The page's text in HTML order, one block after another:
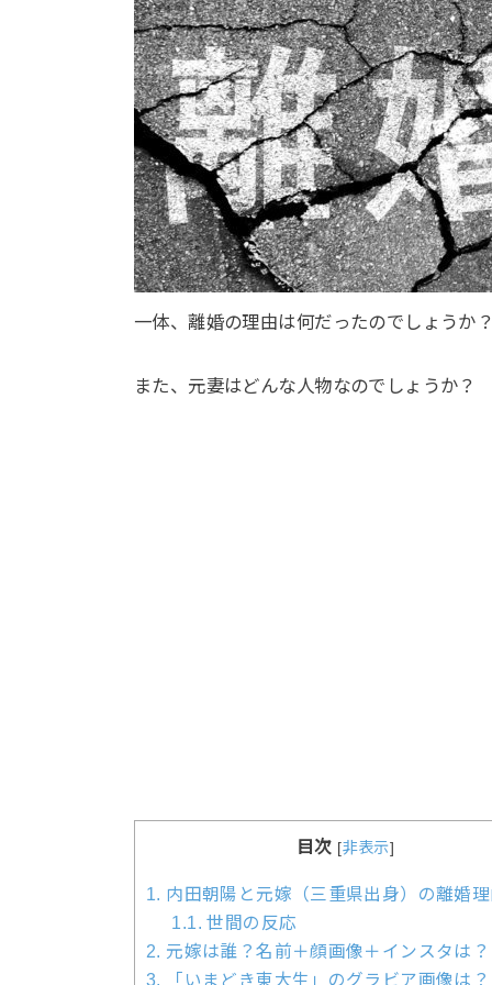
一体、離婚の理由は何だったのでしょうか
また、元妻はどんな人物なのでしょうか？
目次 [非表示]
1. 内田朝陽と元嫁（三重県出身）の離婚
1.1. 世間の反応
2. 元嫁は誰？名前＋顔画像＋インスタは？
3.
「いまどき東大生」のグラビア画像は？